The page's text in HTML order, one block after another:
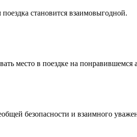
становится взаимовыгодной.
место в поездке на понравившемся
безопасности и взаимного